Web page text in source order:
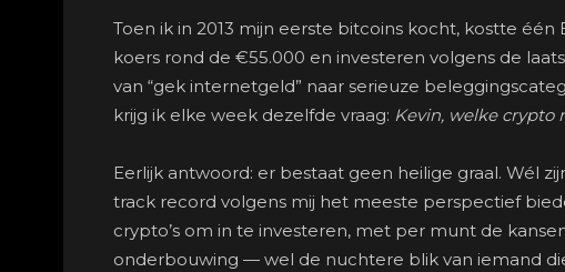
Toen ik in 2013 mijn eerste bitcoins kocht, kostte
koers rond de €55.000 en investeren volgens de
van “gek internetgeld” naar serieuze
krijg ik elke week dezelfde vraag: Kevin, welke crypto
Eerlijk antwoord: er bestaat geen heilige graal. Wél
track record volgens mij het meeste perspectief
crypto’s om in te investeren, met per munt de
onderbouwing — wel de nuchtere blik van iemand